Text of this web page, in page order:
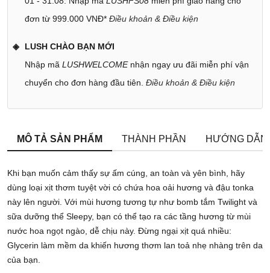
đơn từ 999.000 VNĐ* Điều khoản & Điều kiện
LUSH CHÀO BẠN MỚI
Nhập mã LUSHWELCOMEnhận ngay ưu đãi miễn phí vận
chuyển cho đơn hàng đầu tiên. Điều khoản & Điều kiện
MÔ TẢ SẢN PHẨM THÀNH PHẦN HƯỚNG
Khi bạn muốn cảm thấy sự ấm cúng, an toàn và yên bình, hãy
dùng loại xịt thơm tuyệt vời có chứa hoa oải hương và đậu tonka
này lên người. Với mùi hương tương tự như bomb tắm Twilight và
sữa dưỡng thể Sleepy, bạn có thể tạo ra các tầng hương từ mùi
nước hoa ngọt ngào, dễ chịu này. Đừng ngại xịt quá nhiều:
Glycerin làm mềm da khiến hương thơm lan toả nhẹ nhàng trên da
của bạn.